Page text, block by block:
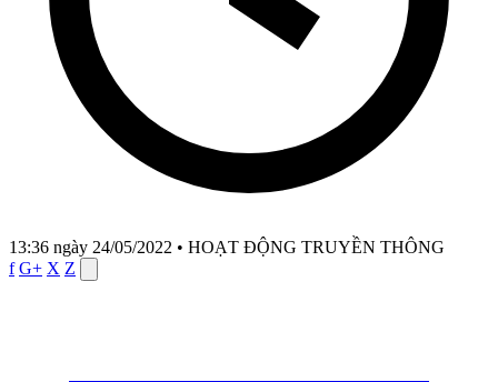
13:36 ngày 24/05/2022 • HOẠT ĐỘNG TRUYỀN THÔNG
f G+ X Z